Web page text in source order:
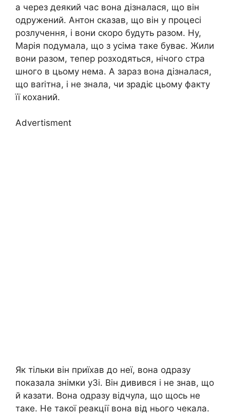
а через деякий час вона дізналася, що він
одружений. Антон сказав, що він у процесі
розлучення, і вони скоро будуть разом. Ну,
Марія подумала, що з усіма таке буває. Жили
вони разом, тепер розходяться, нічого стра
шного в цьому нема. А зараз вона дізналася,
що вarітна, і не знала, чи зрадіє цьому факту
її коханий.
Advertisment
Як тільки він приїхав до неї, вона одразу
показала знімки у3і. Він дивився і не знав, що
й казати. Вона одразу відчула, що щось не
таке. Не такої реакції вона від нього чекала.